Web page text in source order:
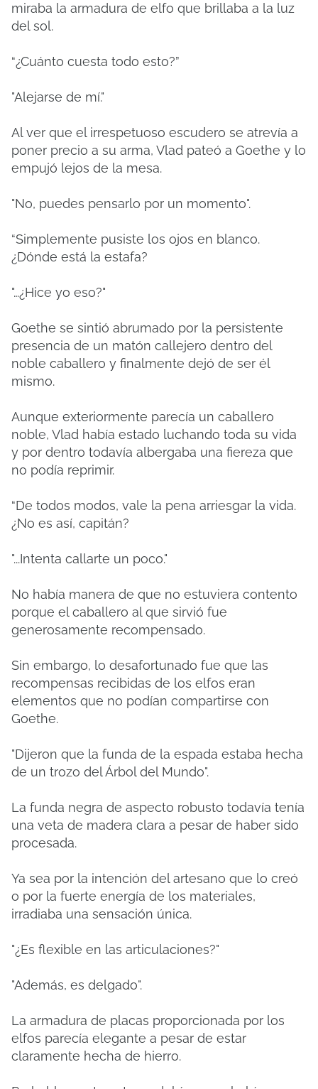
miraba la armadura de elfo que brillaba a la luz
del sol.
“¿Cuánto cuesta todo esto?”
"Alejarse de mí."
Al ver que el irrespetuoso escudero se atrevía a
poner precio a su arma, Vlad pateó a Goethe y lo
empujó lejos de la mesa.
"No, puedes pensarlo por un momento".
“Simplemente pusiste los ojos en blanco.
¿Dónde está la estafa?
"…¿Hice yo eso?"
Goethe se sintió abrumado por la persistente
presencia de un matón callejero dentro del
noble caballero y finalmente dejó de ser él
mismo.
Aunque exteriormente parecía un caballero
noble, Vlad había estado luchando toda su vida
y por dentro todavía albergaba una fiereza que
no podía reprimir.
“De todos modos, vale la pena arriesgar la vida.
¿No es así, capitán?
"...Intenta callarte un poco."
No había manera de que no estuviera contento
porque el caballero al que sirvió fue
generosamente recompensado.
Sin embargo, lo desafortunado fue que las
recompensas recibidas de los elfos eran
elementos que no podían compartirse con
Goethe.
"Dijeron que la funda de la espada estaba hecha
de un trozo del Árbol del Mundo".
La funda negra de aspecto robusto todavía tenía
una veta de madera clara a pesar de haber sido
procesada.
Ya sea por la intención del artesano que lo creó
o por la fuerte energía de los materiales,
irradiaba una sensación única.
"¿Es flexible en las articulaciones?"
"Además, es delgado".
La armadura de placas proporcionada por los
elfos parecía elegante a pesar de estar
claramente hecha de hierro.